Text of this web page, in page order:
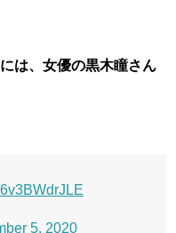
は、女優の黒木瞳さん
5, 2020